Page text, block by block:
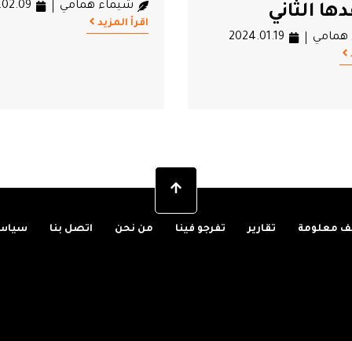
الثاني
همامي 2024.01.19
شيماء همامي
اقرأ المزيد
معلومة تقارير تفرجو فينا من نحن اتصل بنا